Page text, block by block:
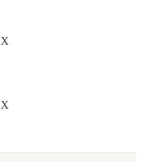
X
X